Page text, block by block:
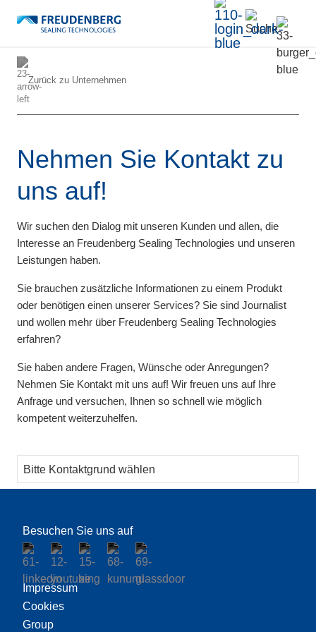
Zurück zu Unternehmen
Nehmen Sie Kontakt zu
uns auf!
Wir suchen den Dialog mit unseren Kunden und allen, die
Interesse an Freudenberg Sealing Technologies und unseren
Leistungen haben.
Sie brauchen zusätzliche Informationen zu einem Produkt
oder benötigen einen unserer Services? Sie sind Journalist
und wollen mehr über Freudenberg Sealing Technologies
erfahren?
Sie haben andere Fragen, Wünsche oder Anregungen?
Nehmen Sie Kontakt mit uns auf! Wir freuen uns auf Ihre
Anfrage und versuchen, Ihnen so schnell wie möglich
kompetent weiterzuhelfen.
Besuchen Sie uns auf
Impressum
Cookies
Group